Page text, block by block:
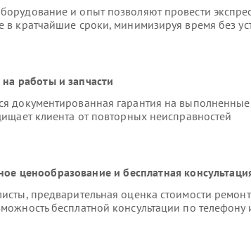
и опыт позволяют провести
в кратчайшие сроки, минимизируя время без
на работы и запчасти
документированная гарантия на
клиента от повторных неисправностей
ценообразование и бесплатная
предварительная оценка стоимости
бесплатной консультации по телефону